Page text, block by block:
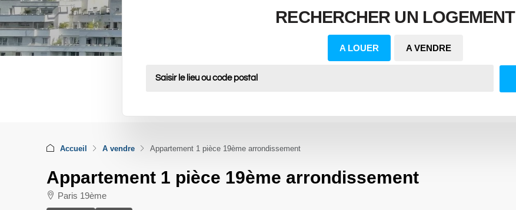
RECHERCHER UN LOGEMENT
A LOUER A VENDRE
Accueil A vendre Appartement 1 pièce 19ème arrondissement
Appartement 1 pièce 19ème arrondissement
Paris 19ème